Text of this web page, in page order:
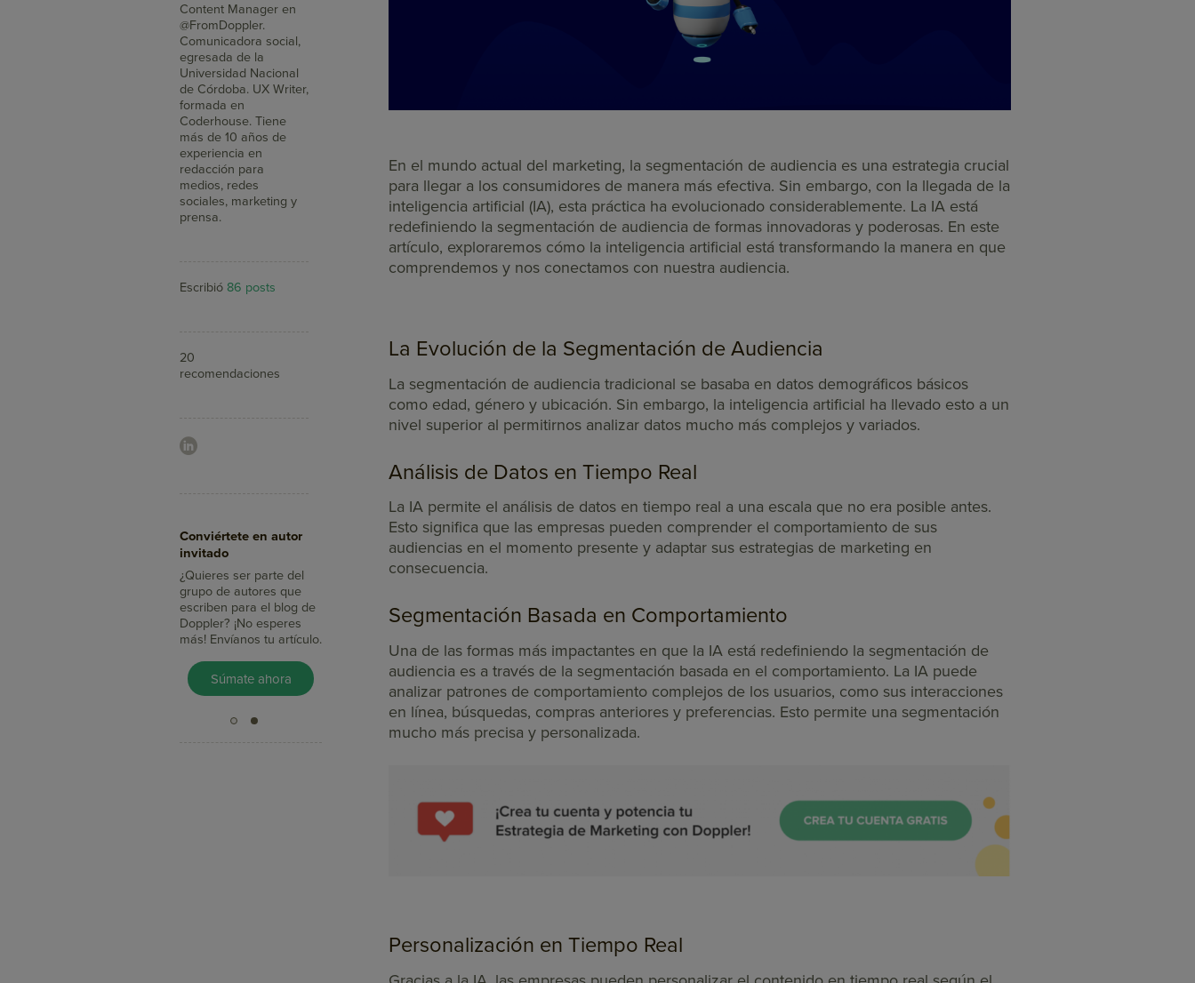
Content Manager en
@FromDoppler.
Comunicadora social,
egresada de la
Universidad Nacional
de Córdoba. UX Writer,
formada en
Coderhouse. Tiene
más de 10 años de
experiencia en
redacción para
medios, redes
sociales, marketing y
prensa.
Escribió 86 posts
20
recomendaciones
Conviértete en autor
invitado
¿Quieres ser parte del
grupo de autores que
escriben para el blog de
Doppler? ¡No esperes
más! Envíanos tu artículo.
Súmate ahora
En el mundo actual del marketing, la segmentación de audiencia es una estrategia crucial
para llegar a los consumidores de manera más efectiva. Sin embargo, con la llegada de la
inteligencia artificial (IA), esta práctica ha evolucionado considerablemente. La IA está
redefiniendo la segmentación de audiencia de formas innovadoras y poderosas. En este
artículo, exploraremos cómo la inteligencia artificial está transformando la manera en que
comprendemos y nos conectamos con nuestra audiencia.
La Evolución de la Segmentación de Audiencia
La segmentación de audiencia tradicional se basaba en datos demográficos básicos
como edad, género y ubicación. Sin embargo, la inteligencia artificial ha llevado esto a un
nivel superior al permitirnos analizar datos mucho más complejos y variados.
Análisis de Datos en Tiempo Real
La IA permite el análisis de datos en tiempo real a una escala que no era posible antes.
Esto significa que las empresas pueden comprender el comportamiento de sus
audiencias en el momento presente y adaptar sus estrategias de marketing en
consecuencia.
Segmentación Basada en Comportamiento
Una de las formas más impactantes en que la IA está redefiniendo la segmentación de
audiencia es a través de la segmentación basada en el comportamiento. La IA puede
analizar patrones de comportamiento complejos de los usuarios, como sus interacciones
en línea, búsquedas, compras anteriores y preferencias. Esto permite una segmentación
mucho más precisa y personalizada.
Personalización en Tiempo Real